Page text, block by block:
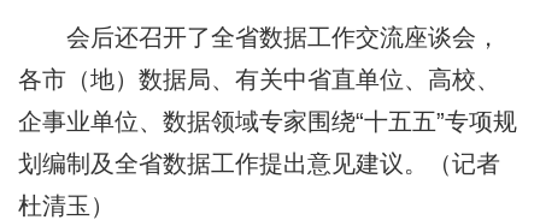
会后还召开了全省数据工作交流座谈会，
各市（地）数据局、有关中省直单位、高校、
企事业单位、数据领域专家围绕“十五五”专项规
划编制及全省数据工作提出意见建议。（记者
杜清玉）